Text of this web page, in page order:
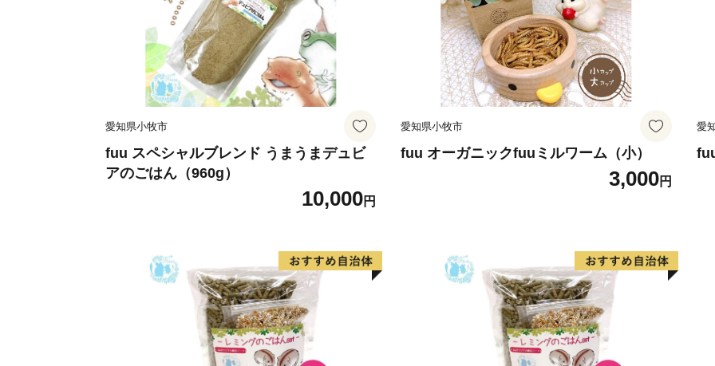
愛知県小牧市
fuu スペシャルブレンド うまうまデュビ
アのごはん（960g）
10,000円
愛知県小牧市
fuu オーガニックfuuミルワーム（小）
3,000円
愛